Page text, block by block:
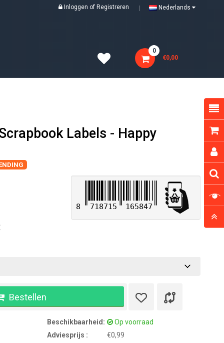
Inloggen of Registreren Nederlands
0
€0,00
Labels - Happy
8 718715 165847
Bestellen
Beschikbaarheid:
Op voorraad
Adviesprijs : €0,99